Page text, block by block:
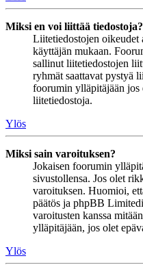
Miksi en voi liittää tiedostoja?
Liitetiedostojen oikeudet
käyttäjän mukaan.
sallinut liitetiedostojen
ryhmät saattavat pystyä
foorumin ylläpitäjään jos
liitetiedostoja.
Ylös
Miksi sain varoituksen?
Jokaisen foorumin
sivustollensa. Jos olet
varoituksen. Huomioi,
päätös ja phpBB
varoitusten kanssa
ylläpitäjään, jos olet
Ylös